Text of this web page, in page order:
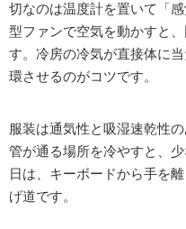
切なのは温度計を置いて「
型ファンで空気を動かすと
す。冷房の冷気が直接体に
環させるのがコツです。
服装は通気性と吸湿速乾性
管が通る場所を冷やすと、
日は、キーボードから手を離
げ道です。